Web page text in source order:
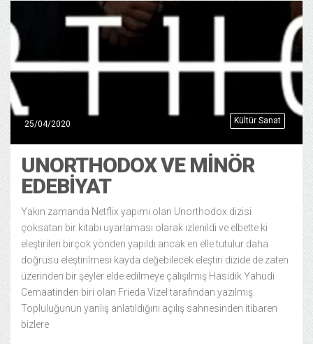
Kültür Sanat
25/04/2020
UNORTHODOX VE MINÖR
EDEBIYAT
Yakın zamanda Netflix yapımı olan Unorthodox dizisi
çoksatan bir kitabı uyarlaması olarak izlenildi ve elbette ki
eleştirileri birçok yönden yapıldı ancak en elle tutulur daha
doğrusu eleştirilmesi kayda değebilecek eleştiri dizide de zaten
üzerinden bir şeyler elde edilmeye çalışılmış Hasidik Yahudi
Cemaatinden biri olan Frieda Vizel tarafından yazılmış.
Topluluğunun yanlış anlatıldığını açılış sahnesinden itibaren
bizlere